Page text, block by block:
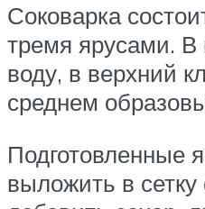
Соковарка
тремя ярусами.
воду, в верхний
среднем
Подготовленные
выложить в сетку